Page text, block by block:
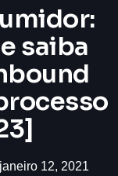
saiba
12, 2021